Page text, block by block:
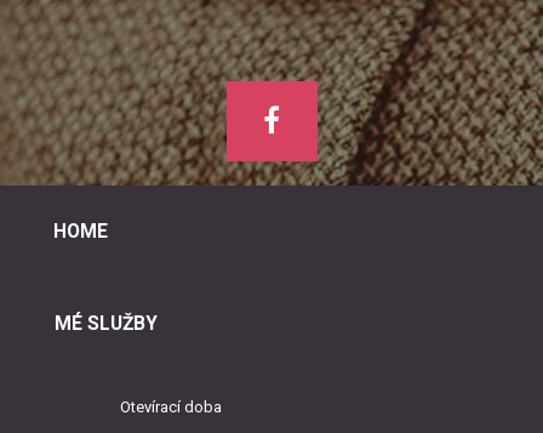
HOME
MÉ SLUŽBY
Otevírací doba